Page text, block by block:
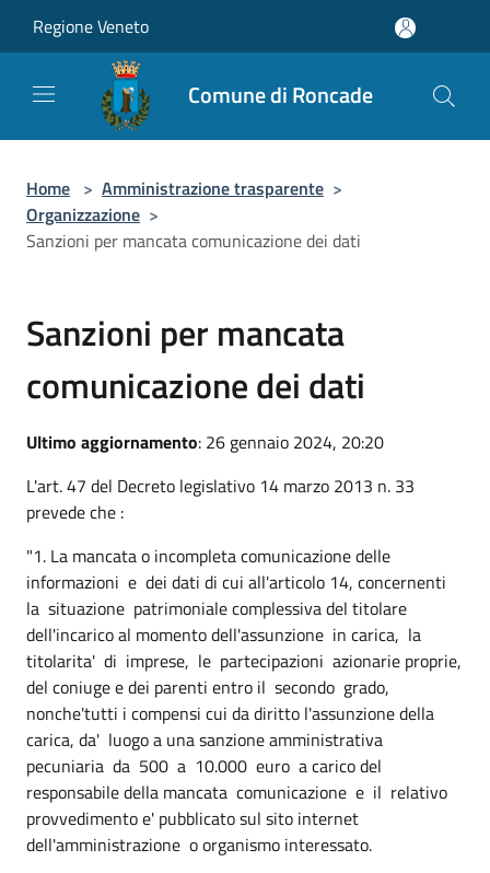
Regione Veneto
Comune di Roncade
Home > Amministrazione trasparente >
Organizzazione >
Sanzioni per mancata comunicazione dei dati
Sanzioni per mancata
comunicazione dei dati
Ultimo aggiornamento: 26 gennaio 2024, 20:20
L'art. 47 del Decreto legislativo 14 marzo 2013 n. 33
prevede che :
"1. La mancata o incompleta comunicazione delle
informazioni e dei dati di cui all'articolo 14, concernenti
la situazione patrimoniale complessiva del titolare
dell'incarico al momento dell'assunzione in carica, la
titolarita' di imprese, le partecipazioni azionarie proprie,
del coniuge e dei parenti entro il secondo grado,
nonche'tutti i compensi cui da diritto l'assunzione della
carica, da' luogo a una sanzione amministrativa
pecuniaria da 500 a 10.000 euro a carico del
responsabile della mancata comunicazione e il relativo
provvedimento e' pubblicato sul sito internet
dell'amministrazione o organismo interessato.